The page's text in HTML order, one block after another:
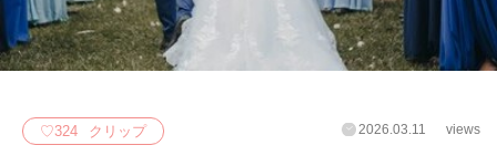
♡324 クリップ 2026.03.11 views